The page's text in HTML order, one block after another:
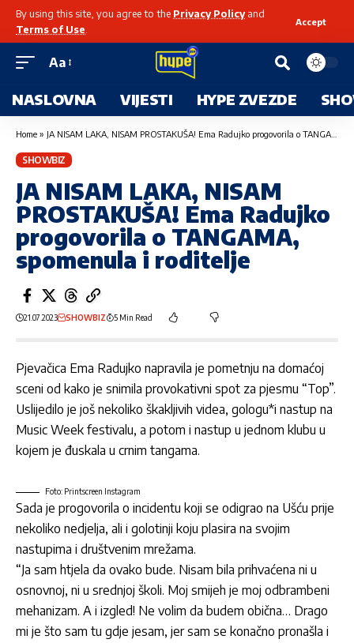
By using this site, you agree to the Privacy Policyand
Terms of Use
Accept
Aa
NASLOVNA VIJESTI HYPE ZVEZDE
Home » JA NISAM LAKA, NISAM PROSTAKUŠA! Ema Radujko progovorila o TANGAMA, spomenula i roditelje
SHOWBIZ
JA NISAM LAKA, NISAM
PROSTAKUŠA! Ema Radujko
progovorila o TANGAMA,
spomenula i roditelje
21.07.2023 SHOWBIZ 5 Min Read
Pjevačica Ema Radujko napravila je pometnju na domaćoj
sceni od kako je snimila provokativni spot za pjesmu “Top”.
Uslijedilo je još nekoliko škakljivih videa, gologu*i nastup na
Music Week festivalu, a potom i nastup u jednom klubu u
kojem je đuskala u crnim tangama.
Foto: Printscreen Instagram
Sada je progovorila o incidentu koji se odigrao na Ušću prije
nekoliko nedjelja, ali i golotinji koju plasira na svojim
nastupima i društvenim mrežama.
“Ja sam htjela da ovako bude. Nisam bila prihvaćena ni u
osnovnoj, ni u srednjoj školi. Moj smijeh je moj odbrambeni
mehanizam. A i izgled! Ne volim da budem obična… Drago
mi je što sam tu gdje jesam, jer sam se konačno pronašla i